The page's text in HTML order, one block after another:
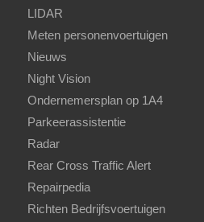
LIDAR
Meten personenvoertuigen
Nieuws
Night Vision
Ondernemersplan op 1A4
Parkeerassistentie
Radar
Rear Cross Traffic Alert
Repairpedia
Richten Bedrijfsvoertuigen